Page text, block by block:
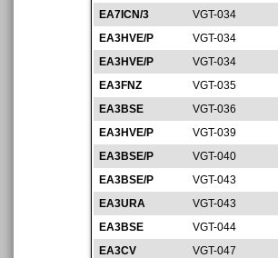
EA7ICN/3
VGT-034
EA3HVE/P
VGT-034
EA3HVE/P
VGT-034
EA3FNZ
VGT-035
EA3BSE
VGT-036
EA3HVE/P
VGT-039
EA3BSE/P
VGT-040
EA3BSE/P
VGT-043
EA3URA
VGT-043
EA3BSE
VGT-044
EA3CV
VGT-047